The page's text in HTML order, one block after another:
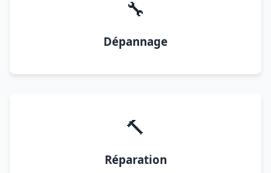
🔧
Dépannage
🔨
Réparation